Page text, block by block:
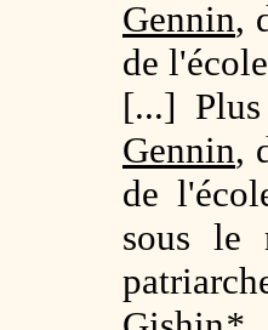
Gennin,
de l'école
[...]
Gennin,
de
sous le